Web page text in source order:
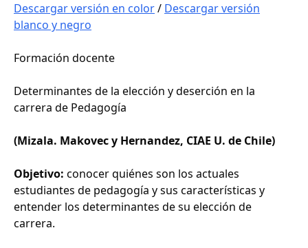
Descargar versión en color/ Descargar versión
blanco y negro
Formación docente
Determinantes de la elección y deserción en la
carrera de Pedagogía
(Mizala. Makovec y Hernandez, CIAE U. de Chile)
Objetivo: conocer quiénes son los actuales
estudiantes de pedagogía y sus características y
entender los determinantes de su elección de
carrera.